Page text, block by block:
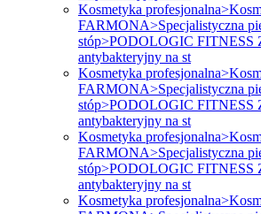
Kosmetyka
FARMONA>Specjalistyczna
stóp>PODOLOGIC FITNESS
antybakteryjny na st
Kosmetyka
FARMONA>Specjalistyczna
stóp>PODOLOGIC FITNESS
antybakteryjny na st
Kosmetyka
FARMONA>Specjalistyczna
stóp>PODOLOGIC FITNESS
antybakteryjny na st
Kosmetyka